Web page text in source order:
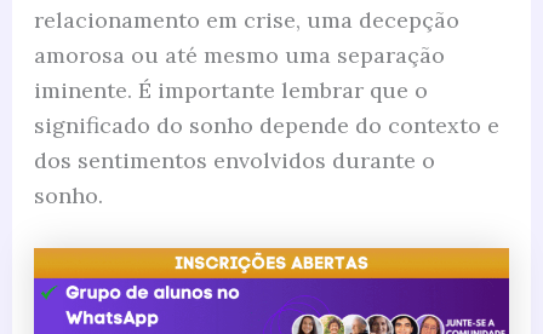
relacionamento em crise, uma decepção
amorosa ou até mesmo uma separação
iminente. É importante lembrar que o
significado do sonho depende do contexto e
dos sentimentos envolvidos durante o
sonho.